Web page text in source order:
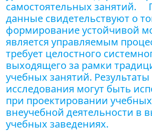
самостоятельных занятий.
данные свидетельствуют о
формирование устойчивой
является управляемым
требует целостного
выходящего за рамки
учебных занятий. Результаты
исследования могут быть
при проектировании
внеучебной деятельности в
учебных заведениях.